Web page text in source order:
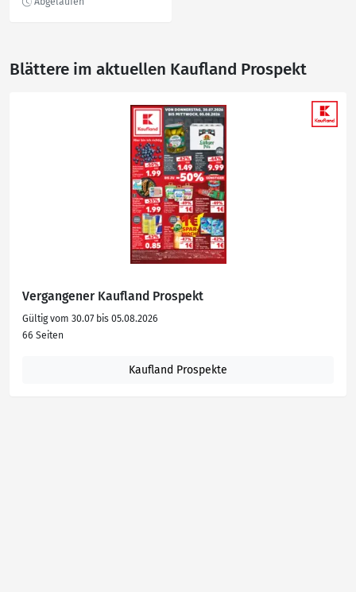
Blättere im aktuellen Kaufland Prospekt
Vergangener Kaufland Prospekt
Gültig vom 30.07 bis 05.08.2026
66 Seiten
Kaufland Prospekte